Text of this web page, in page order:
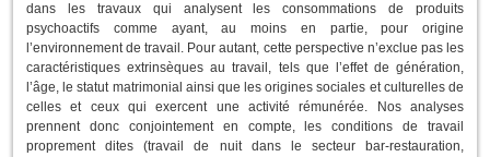
dans les travaux qui analysent les consommations de produits
psychoactifs comme ayant, au moins en partie, pour origine
l’environnement de travail. Pour autant, cette perspective n’exclue pas les
caractéristiques extrinsèques au travail, tels que l’effet de génération,
l’âge, le statut matrimonial ainsi que les origines sociales et culturelles de
celles et ceux qui exercent une activité rémunérée. Nos analyses
prennent donc conjointement en compte, les conditions de travail
proprement dites (travail de nuit dans le secteur bar-restauration,